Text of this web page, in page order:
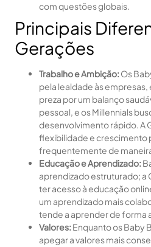
com questões globais.
Principais
Gerações
Trabalho e Ambição: Os
pela lealdade às empresas,
preza por um balanço
pessoal, e os Millennials
desenvolvimento rápido. A
flexibilidade e crescimento
frequentemente de
Educação e Aprendizado:
aprendizado estruturado; a
ter acesso à educação
um aprendizado mais
tende a aprender de forma
Valores: Enquanto os Baby
apegar a valores mais